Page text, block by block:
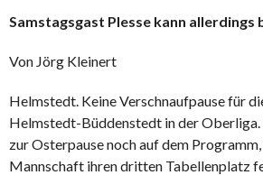
Samstagsgast Plesse kann allerdings
Von Jörg Kleinert
Helmstedt. Keine Verschnaufpause für
Helmstedt-Büddenstedt in der Oberliga.
zur Osterpause noch auf dem
Mannschaft ihren dritten Tabellenplatz